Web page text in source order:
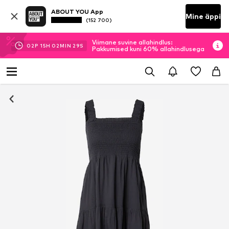
ABOUT YOU App
(152 700) Mine äppi
02P 15H 02MIN 28S
Viimane suvine allahindlus:
Pakkumised kuni 60% allahindlusega